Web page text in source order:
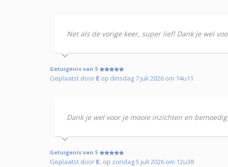
Net als de vorige keer, super lief! Dank je wel
Getuigenis van 5
Geplaatst door E op dinsdag 7 juli 2026 om 14u11
Dank je wel voor je mooie inzichten en
Getuigenis van 5
Geplaatst door E. op zondag 5 juli 2026 om 12u38